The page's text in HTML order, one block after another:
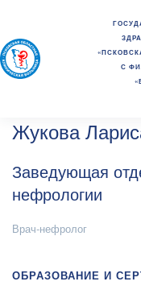
С
Жукова
Заведующая
нефрологии
Врач-нефролог
ОБРАЗОВАНИЕ И